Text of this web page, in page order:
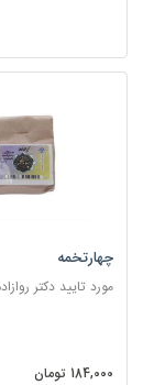
چهارتخمه
مورد تایید دکتر
184,000 تومان